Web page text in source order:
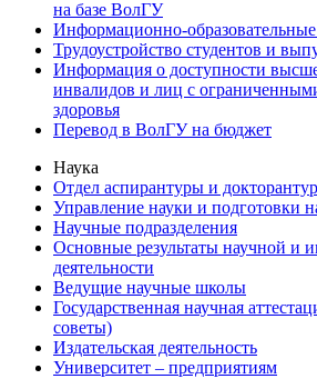
на базе ВолГУ
Информационно-
Трудоустройство студентов и
Информация о доступности
инвалидов и лиц с
здоровья
Перевод в ВолГУ на бюджет
Наука
Отдел аспирантуры и
Управление науки и подготовки
Научные подразделения
Основные результаты научной и
деятельности
Ведущие научные школы
Государственная научная
советы)
Издательская деятельность
Университет – предприятиям